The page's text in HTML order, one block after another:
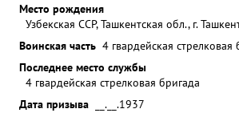
Место рождения
Узбекская ССР, Ташкентская обл., г.
Воинская часть 4 гвардейская стрелковая
Последнее место службы
4 гвардейская стрелковая бригада
Дата призыва
__.__.1937